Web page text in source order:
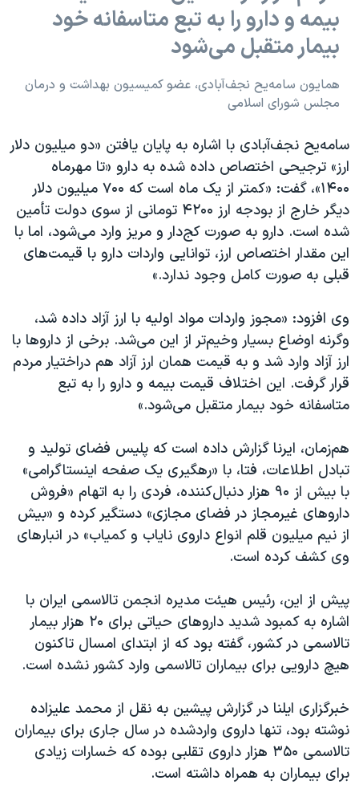
بیمه و دارو را به تبع متاسفانه خود
بیمار متقبل می‌شود
همایون سامه‌یح نجف‌آبادی، عضو کمیسیون بهداشت و درمان
مجلس شورای اسلامی
سامه‌یح نجف‌آبادی با اشاره به پایان یافتن «دو میلیون دلار
ارز» ترجیحی اختصاص داده شده به دارو «تا مهرماه
۱۴۰۰»، گفت: «کمتر از یک ماه است که ۷۰۰ میلیون دلار
دیگر خارج از بودجه ارز ۴۲۰۰ تومانی از سوی دولت تأمین
شده است. دارو به صورت کج‌دار و مریز وارد می‌شود، اما با
این مقدار اختصاص ارز، توانایی واردات دارو با قیمت‌های
قبلی به صورت کامل وجود ندارد.»
وی افزود: «مجوز واردات مواد اولیه با ارز آزاد داده شد،
وگرنه اوضاع بسیار وخیم‌تر از این می‌شد. برخی از داروها با
ارز آزاد وارد شد و به قیمت همان ارز آزاد هم دراختیار مردم
قرار گرفت. این اختلاف قیمت بیمه و دارو را به تبع
متاسفانه خود بیمار متقبل می‌شود.»
هم‌زمان، ایرنا گزارش داده است که پلیس فضای تولید و
تبادل اطلاعات، فتا، با «رهگیری یک صفحه اینستاگرامی»
با بیش از ۹۰ هزار دنبال‌کننده، فردی را به اتهام «فروش
داروهای غیرمجاز در فضای مجازی» دستگیر کرده و «بیش
از نیم میلیون قلم انواع داروی نایاب و کمیاب» در انبارهای
وی کشف کرده است.
پیش از این، رئیس هیئت‌ مدیره انجمن تالاسمی ایران با
اشاره به کمبود شدید داروهای حیاتی برای ۲۰ هزار بیمار
تالاسمی در کشور، گفته بود که از ابتدای امسال تاکنون
هیچ دارویی برای بیماران تالاسمی وارد کشور نشده است.
خبرگزاری ایلنا در گزارش پیشین به نقل از محمد علیزاده
نوشته بود، تنها داروی واردشده در سال جاری برای بیماران
تالاسمی ۳۵۰ هزار داروی تقلبی بوده که خسارات زیادی
برای بیماران به همراه داشته است.